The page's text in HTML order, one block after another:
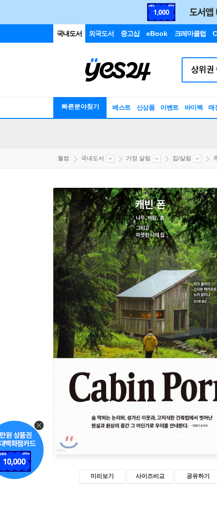
국내도서 외국도서 중고샵 eBook 크레마클럽
빠른분야찾기 베스트 신상품 이벤트 바이백 매
웰컴 국내도서 가정 살림 집/살림
미리보기 사이즈비교 공유하기